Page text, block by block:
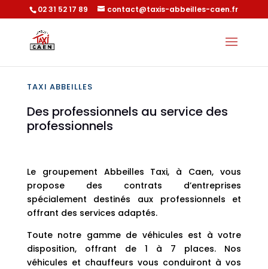
02 31 52 17 89 contact@taxis-abbeilles-caen.fr
TAXI ABBEILLES
Des professionnels au service des
professionnels
Le groupement Abbeilles Taxi, à Caen, vous
propose des contrats d’entreprises
spécialement destinés aux professionnels et
offrant des services adaptés.
Toute notre gamme de véhicules est à votre
disposition, offrant de 1 à 7 places. Nos
véhicules et chauffeurs vous conduiront à vos